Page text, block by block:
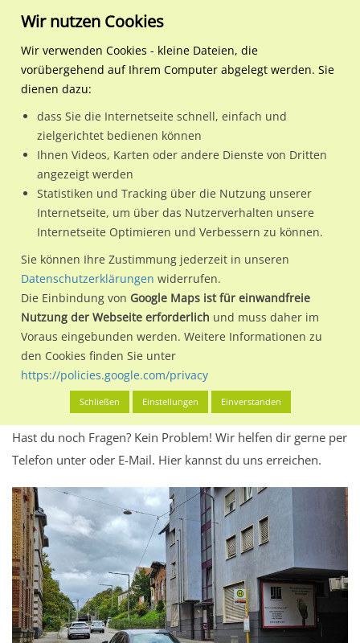
Regionale Plakatwerbung Baden-Württemberg
Stuttgart, Landeshauptstadt
Tunnelstr. 14
Tunnelstr. 14
Nutze günstige Werbemöglichkeiten am Standort Tunnelstr.
im Ortsteil Feuerbach)in Stuttgart, Landeshauptstadt.
Wir erheben für jede unserer Werbeflächen individuelle und
aktuelleStandortinformationenundLeistungswerte
kannst du dich schon vor der Buchung im Detail über den
Standort, seine Reichweite und Werbewirkung sowie
eventuelle Beschränkungen in den zugelassenen
Werbeinhalten informieren.
Alles klar? Dann findest du direkt im unteren Teil dieser Seite
Buchungdes Standorts.
Hast du noch Fragen? Kein Problem! Wir helfen dir gerne per
Telefon unter oder E-Mail. Hier kannst du uns erreichen.
Wir nutzen Cookies
Wir verwenden Cookies - kleine Dateien, die
vorübergehend auf Ihrem Computer abgelegt werden. Sie
dienen dazu:
dass Sie die Internetseite schnell, einfach und
zielgerichtet bedienen können
Ihnen Videos, Karten oder andere Dienste von Dritten
angezeigt werden
Statistiken und Tracking über die Nutzung unserer
Internetseite, um über das Nutzerverhalten unsere
Internetseite Optimieren und Verbessern zu können.
Sie können Ihre Zustimmung jederzeit in unseren
Datenschutzerklärungen widerrufen.
Die Einbindung von Google Maps ist für einwandfreie
Nutzung der Webseite erforderlich und muss daher im
Voraus eingebunden werden. Weitere Informationen zu
den Cookies finden Sie unter
https://policies.google.com/privacy
Schließen Einstellungen Einverstanden